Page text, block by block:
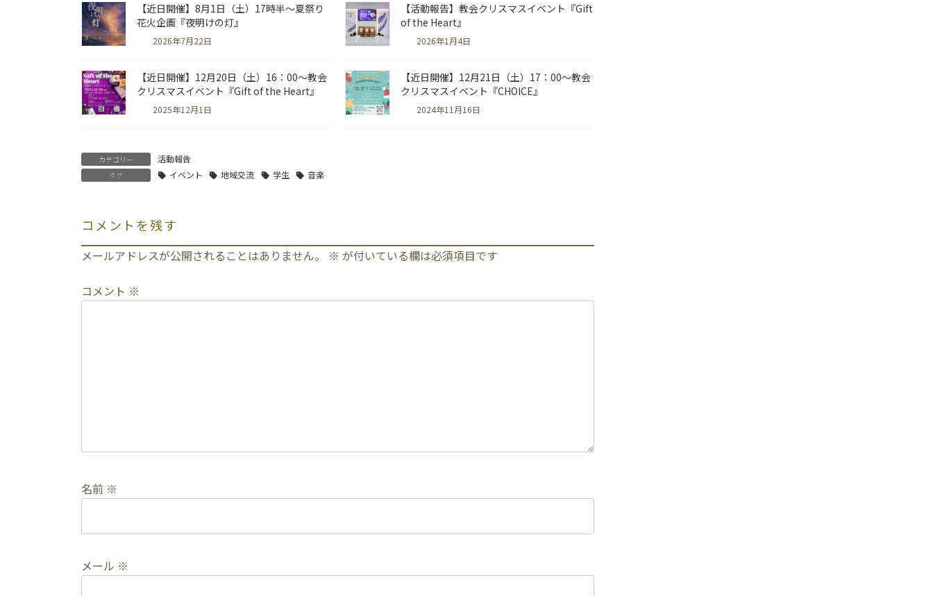
【近日開催】8月1日（土）17時半～夏祭り
花火企画『夜明けの灯』
2026年7月22日
【活動報告】教会クリスマスイベント『Gift
of the Heart』
2026年1月4日
【近日開催】12月20日（土）16：00～教会
クリスマスイベント『Gift of the Heart』
2025年12月1日
【近日開催】12月21日（土）17：00～教会
クリスマスイベント『CHOICE』
2024年11月16日
カテゴリー 活動報告
タグ イベント 地域交流 学生 音楽
コメントを残す
メールアドレスが公開されることはありません。 ※ が付いている欄は必須項目です
コメント ※
名前 ※
メール ※